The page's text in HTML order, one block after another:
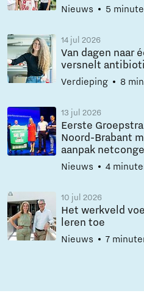
Nieuws 5
14 jul 2026
Van dagen naar
versnelt
Verdieping 8
13 jul 2026
Eerste
Noord-Brabant
aanpak
Nieuws 4
10 jul 2026
Het werkveld
leren toe
Nieuws 7